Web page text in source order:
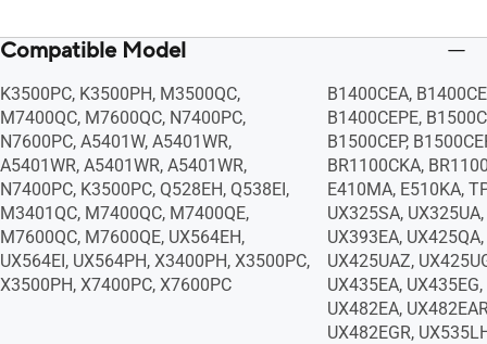
Compatible Model
K3500PC, K3500PH, M3500QC,
M7400QC, M7600QC, N7400PC,
N7600PC, A5401W, A5401WR,
A5401WR, A5401WR, A5401WR,
N7400PC, K3500PC, Q528EH, Q538EI,
M3401QC, M7400QC, M7400QE,
M7600QC, M7600QE, UX564EH,
UX564EI, UX564PH, X3400PH, X3500PC,
X3500PH, X7400PC, X7600PC
B1400CEA,
B1400CEPE,
B1500CEP,
BR1100CKA,
E410MA, E510KA,
UX325SA,
UX393EA,
UX425UAZ,
UX435EA,
UX482EA,
UX482EGR,